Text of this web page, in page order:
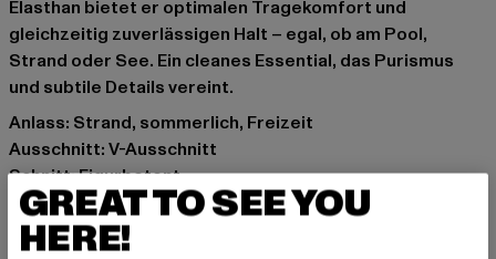
Elasthan bietet er optimalen Tragekomfort und
gleichzeitig zuverlässigen Halt – egal, ob am Pool,
Strand oder See. Ein cleanes Essential, das Purismus
und subtile Details vereint.
Anlass: Strand, sommerlich, Freizeit
Ausschnitt: V-Ausschnitt
Schnitt: Figurbetont
Marke: Urban Classics
Kat.: Swimsuits
GREAT TO SEE YOU
HERE!